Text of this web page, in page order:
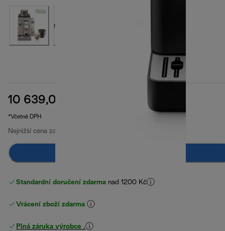
10 639,00 Kč původní cena 15 490,00 Kč
(-31 %)
*Včetně DPH
Nejnižší cena za posledních 30 dní
Standardní doručení zdarma nad 1200 Kč
Vrácení zboží zdarma
Plná záruka výrobce .